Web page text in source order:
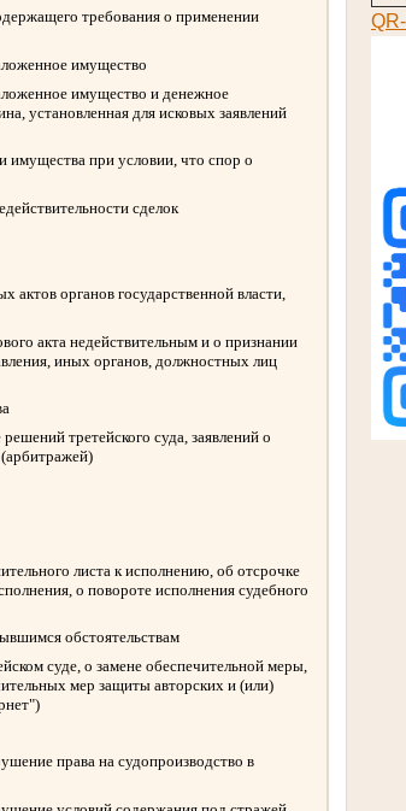
требования о применении
имущество
имущество и денежное
установленная для исковых заявлений
имущества при условии, что спор о
сделок
органов государственной власти,
акта недействительным и о признании
иных органов, должностных лиц
третейского суда, заявлений о
листа к исполнению, об отсрочке
о повороте исполнения судебного
обстоятельствам
суде, о замене обеспечительной меры,
мер защиты авторских и (или)
права на судопроизводство в